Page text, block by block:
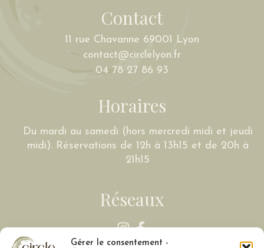
Gérer le consentement -
Contact
11 rue Chavanne 69001 Lyon
contact@circlelyon.fr
04 78 27 86 93
Horaires
Du mardi au samedi (hors mercredi midi et jeudi
midi). Réservations de 12h à 13h15 et de 20h à
21h15
Réseaux